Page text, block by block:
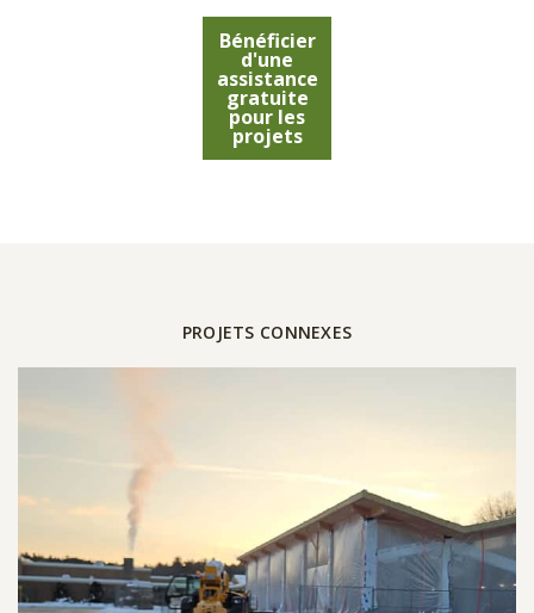
Bénéficier
d'une
assistance
gratuite
pour les
projets
PROJETS CONNEXES